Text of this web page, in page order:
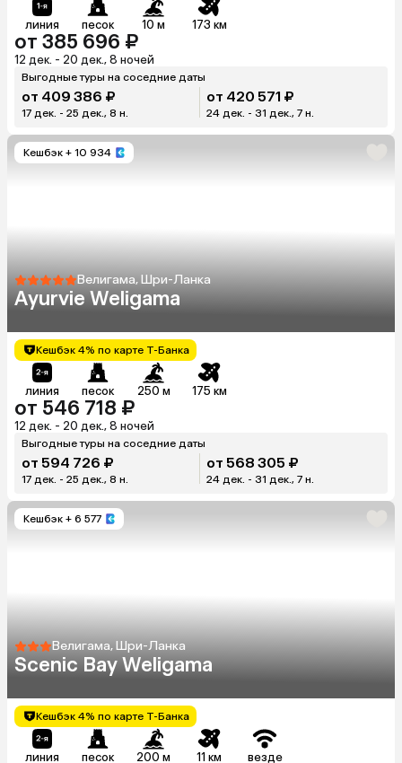
линия песок 10 м 173 км
от 385 696 ₽
12 дек. - 20 дек., 8 ночей
Выгодные туры на соседние даты
от 409 386 ₽
17 дек. - 25 дек., 8 н.
от 420 571 ₽
24 дек. - 31 дек., 7 н.
Кешбэк + 10 934
Велигама, Шри-Ланка
Ayurvie Weligama
Кешбэк 4% по карте Т-Банка
линия песок 250 м 175 км
от 546 718 ₽
12 дек. - 20 дек., 8 ночей
Выгодные туры на соседние даты
от 594 726 ₽
17 дек. - 25 дек., 8 н.
от 568 305 ₽
24 дек. - 31 дек., 7 н.
Кешбэк + 6 577
Велигама, Шри-Ланка
Scenic Bay Weligama
Кешбэк 4% по карте Т-Банка
линия песок 200 м 11 км везде